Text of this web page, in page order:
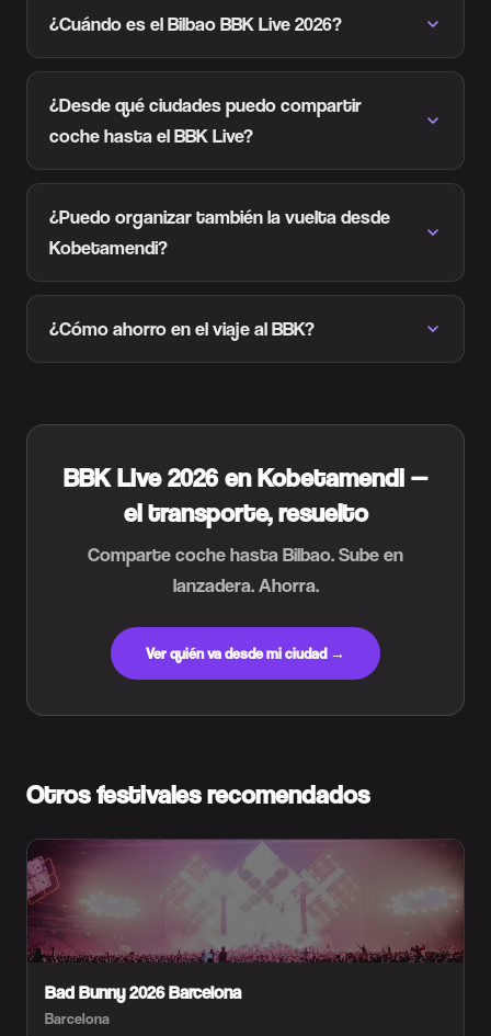
¿Cuándo es el Bilbao BBK Live 2026?
¿Desde qué ciudades puedo compartir
coche hasta el BBK Live?
¿Puedo organizar también la vuelta desde
Kobetamendi?
¿Cómo ahorro en el viaje al BBK?
BBK Live 2026 en Kobetamendi —
el transporte, resuelto
Comparte coche hasta Bilbao. Sube en
lanzadera. Ahorra.
Ver quién va desde mi ciudad →
Otros festivales recomendados
Bad Bunny 2026 Barcelona
Barcelona